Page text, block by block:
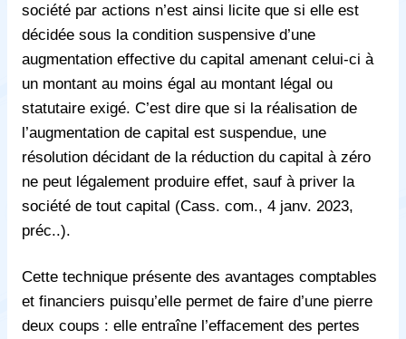
société par actions n’est ainsi licite que si elle est
décidée sous la condition suspensive d’une
augmentation effective du capital amenant celui-ci à
un montant au moins égal au montant légal ou
statutaire exigé. C’est dire que si la réalisation de
l’augmentation de capital est suspendue, une
résolution décidant de la réduction du capital à zéro
ne peut légalement produire effet, sauf à priver la
société de tout capital (Cass. com., 4 janv. 2023,
préc..).
Cette technique présente des avantages comptables
et financiers puisqu’elle permet de faire d’une pierre
deux coups : elle entraîne l’effacement des pertes